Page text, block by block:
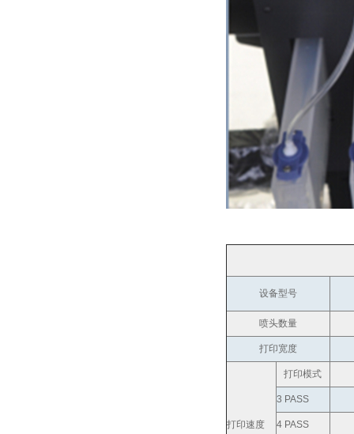
设备型号
喷头数量
打印宽度
打印速度
打印模式
3 PASS
4 PASS